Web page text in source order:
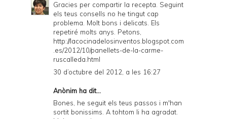
Gracies per compartir la recepta. Seguint
els teus consells no he tingut cap
problema. Molt bons i delicats. Els
repetiré molts anys. Petons,
http://lacocinadelosinventos.blogspot.com
.es/2012/10/panellets-de-la-carme-
ruscalleda.html
30 d’octubre del 2012, a les 16:27
Anònim ha dit...
Bones, he seguit els teus passos i m'han
sortit bonissims. A tohtom li ha agradat.